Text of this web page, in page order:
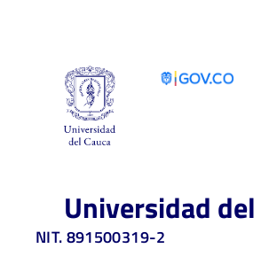
Universidad del
NIT. 891500319-2